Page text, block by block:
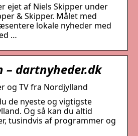
ejet af Niels Skipper under
& Skipper. Målet med
lokale nyheder med
…
– dartnyheder.dk
og TV fra Nordjylland
de nyeste og vigtigste
Og så kan du altid
tusindvis af programmer og